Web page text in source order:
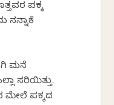
ಪಕ್ಕ
ನನ್ನಾಕೆ
ಮನೆ
ಸರಿಯಿತ್ತು.
ಮೇಲೆ ಪಕ್ಕದ